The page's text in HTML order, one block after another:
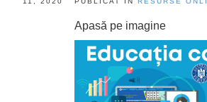
Apasă pe imagine